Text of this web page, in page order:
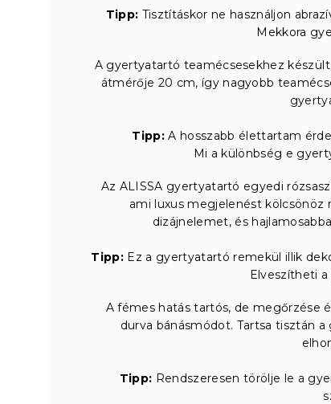
Tipp: Tisztításkor ne használjon
Mekkora
A gyertyatartó teamécsesekhez
átmérője 20 cm, így nagyobb
Tipp: A hosszabb élettartam
Mi a különbség e
Az ALISSA gyertyatartó egyedi
ami luxus megjelenést kölcsönöz
dizájnelemet, és
Tipp: Ez a gyertyatartó remekül illik
Elveszítheti
A fémes hatás tartós, de megőrzése
durva bánásmódot. Tartsa tisztán
Tipp: Rendszeresen törölje le a